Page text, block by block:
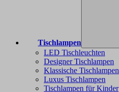
Tischlampen
LED Tischleuchten
Designer Tischlampen
Klassische Tischlampen
Luxus Tischlampen
Tischlampen für Kinder